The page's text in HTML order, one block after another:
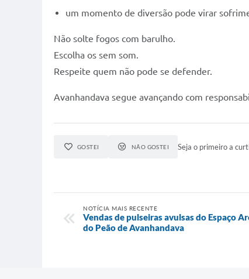
um momento de diversão pode virar
Não solte fogos com barulho.
Escolha os sem som.
Respeite quem não pode se defender.
Avanhandava segue avançando com
GOSTEI NÃO GOSTEI Seja o primeiro a
NOTÍCIA MAIS RECENTE
Vendas de pulseiras avulsas do Espaço
do Peão de Avanhandava